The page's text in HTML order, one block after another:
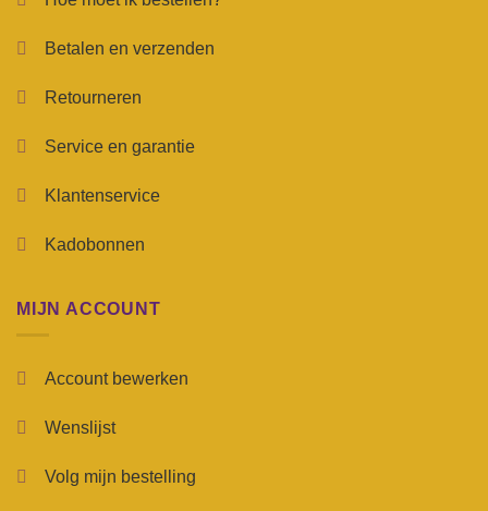
Betalen en verzenden
Retourneren
Service en garantie
Klantenservice
Kadobonnen
MIJN ACCOUNT
Account bewerken
Wenslijst
Volg mijn bestelling